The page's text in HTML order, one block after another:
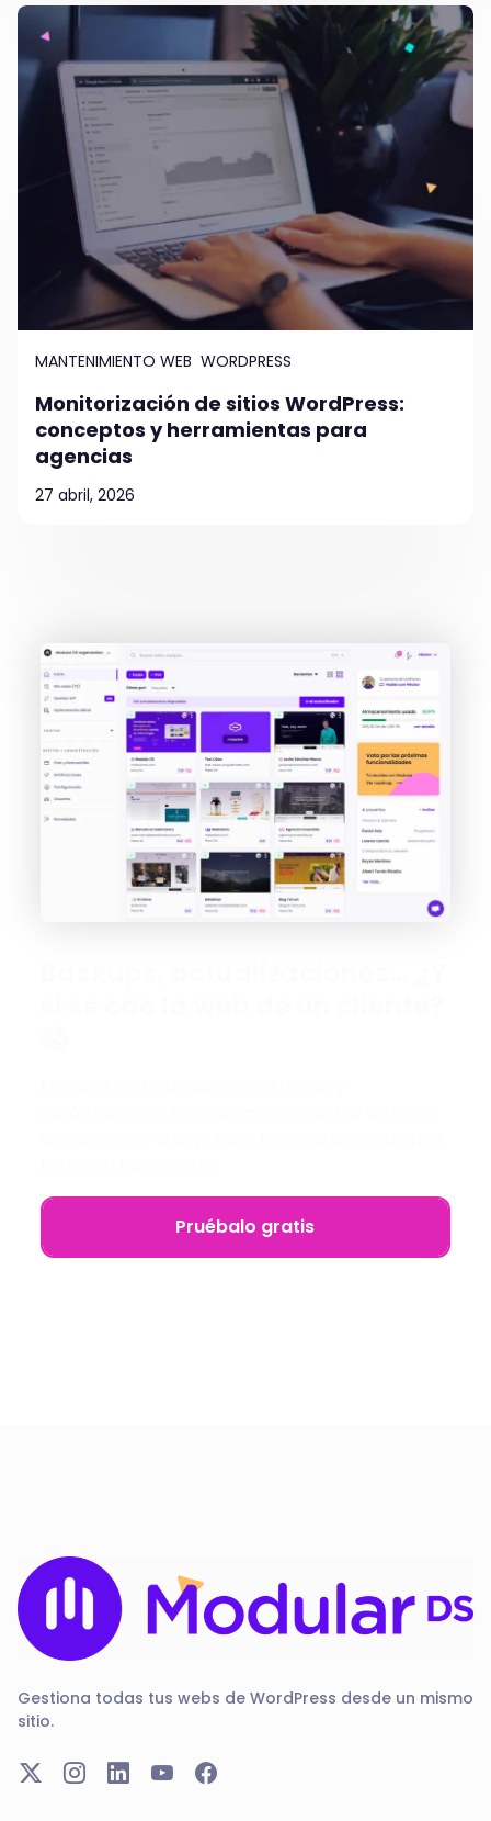
MANTENIMIENTO WEB WORDPRESS
Monitorización de sitios WordPress:
conceptos y herramientas para
agencias
27 abril, 2026
Pruébalo gratis
Gestiona todas tus webs de WordPress desde un mismo
sitio.